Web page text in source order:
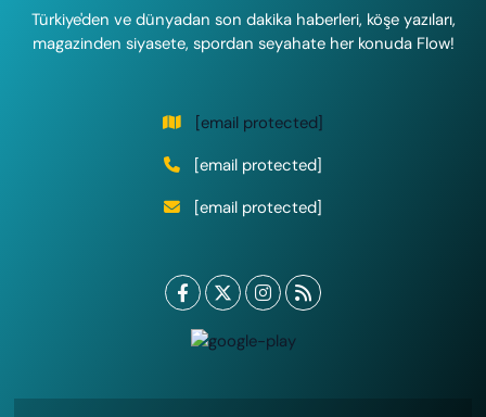
Türkiye'den ve dünyadan son dakika haberleri, köşe yazıları,
magazinden siyasete, spordan seyahate her konuda Flow!
[email protected]
[email protected]
[email protected]